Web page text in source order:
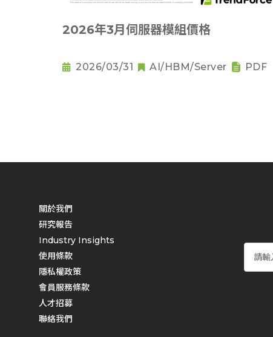
2026年3月伺服器模組價格
2026/03/31 AI/HBM/Server PDF
關於我們
研究報告
Industry Insights
使用條款
隱私權政策
會員服務條款
人才招募
聯絡我們